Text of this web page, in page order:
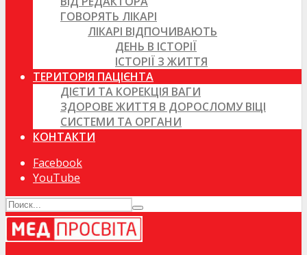
ГОВОРЯТЬ ЛІКАРІ
ЛІКАРІ ВІДПОЧИВАЮТЬ
ДЕНЬ В ІСТОРІЇ
ІСТОРІЇ З ЖИТТЯ
ТЕРИТОРІЯ ПАЦІЄНТА
ДІЄТИ ТА КОРЕКЦІЯ ВАГИ
ЗДОРОВЕ ЖИТТЯ В ДОРОСЛОМУ ВІЦІ
СИСТЕМИ ТА ОРГАНИ
КОНТАКТИ
Facebook
YouTube